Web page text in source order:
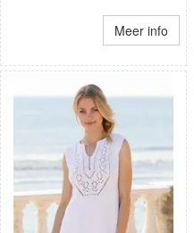
Meer info